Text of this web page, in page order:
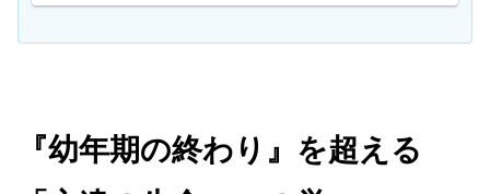
『幼年期の終わり』を超える